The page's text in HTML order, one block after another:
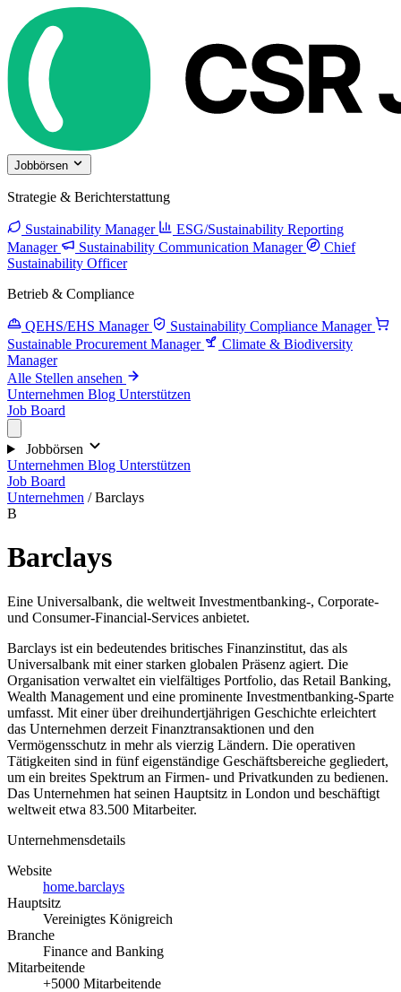
Jobbörsen
Strategie & Berichterstattung
Sustainability Manager
ESG/Sustainability Reporting
Manager
Sustainability Communication Manager
Chief
Sustainability Officer
Betrieb & Compliance
QEHS/EHS Manager
Sustainability Compliance Manager
Sustainable Procurement Manager
Climate & Biodiversity
Manager
Alle Stellen ansehen
Unternehmen Blog Unterstützen
Job Board
Jobbörsen
Unternehmen Blog Unterstützen
Job Board
Unternehmen / Barclays
B
Barclays
Eine Universalbank, die weltweit Investmentbanking-, Corporate-
und Consumer-Financial-Services anbietet.
Barclays ist ein bedeutendes britisches Finanzinstitut, das als
Universalbank mit einer starken globalen Präsenz agiert. Die
Organisation verwaltet ein vielfältiges Portfolio, das Retail Banking,
Wealth Management und eine prominente Investmentbanking-Sparte
umfasst. Mit einer über dreihundertjährigen Geschichte erleichtert
das Unternehmen derzeit Finanztransaktionen und den
Vermögensschutz in mehr als vierzig Ländern. Die operativen
Tätigkeiten sind in fünf eigenständige Geschäftsbereiche gegliedert,
um ein breites Spektrum an Firmen- und Privatkunden zu bedienen.
Das Unternehmen hat seinen Hauptsitz in London und beschäftigt
weltweit etwa 83.500 Mitarbeiter.
Unternehmensdetails
Website
home.barclays
Hauptsitz
Vereinigtes Königreich
Branche
Finance and Banking
Mitarbeitende
+5000 Mitarbeitende